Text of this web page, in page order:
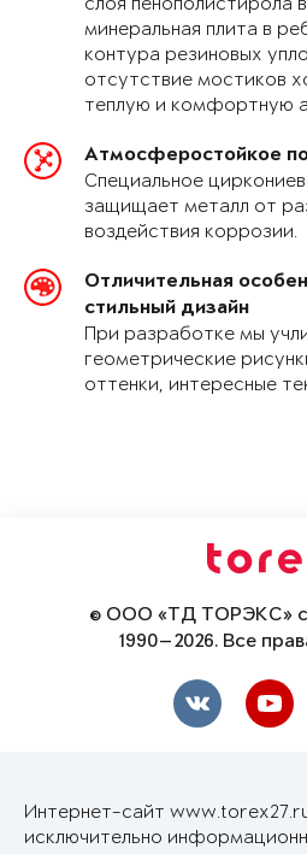
слоя пенополистирола
минеральная плита в
контура резиновых
отсутствие мостиков
теплую и комфортную
Атмосферостойкое
Специальное
защищает металл от
воздействия коррозии.
Отличительная
стильный дизайн
При разработке мы
геометрические
оттенки, интересные
© ООО «ТД ТОРЭКС»
1990—2026. Все
Интернет-сайт
исключительно